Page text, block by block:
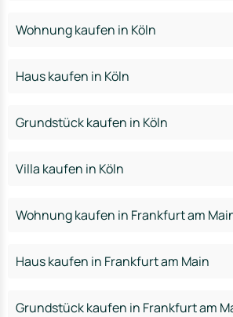
Wohnung kaufen in Köln
Haus kaufen in Köln
Grundstück kaufen in Köln
Villa kaufen in Köln
Wohnung kaufen in Frankfurt am
Haus kaufen in Frankfurt am Main
Grundstück kaufen in Frankfurt am